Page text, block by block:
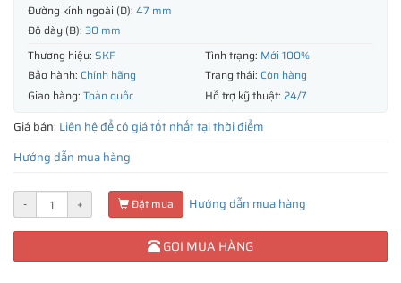
Đường kính ngoài (D): 47 mm
Độ dày (B): 30 mm
Thương hiệu: SKF Tình trạng: Mới 100%
Bảo hành: Chính hãng Trạng thái: Còn hàng
Giao hàng: Toàn quốc Hỗ trợ kỹ thuật: 24/7
Giá bán: Liên hệ để có giá tốt nhất tại thời điểm
Hướng dẫn mua hàng
- + Đặt mua Hướng dẫn mua hàng
GỌI MUA HÀNG